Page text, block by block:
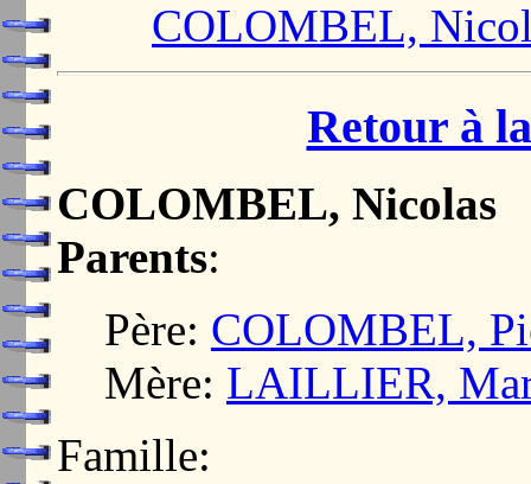
COLOMBEL,
Retour à
COLOMBEL, Nicolas
Parents:
Père: COLOMBEL,
Mère: LAILLIER,
Famille: